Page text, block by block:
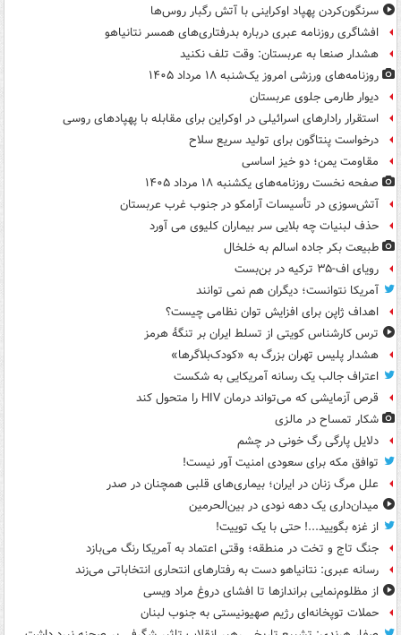
سرنگون‌کردن پهپاد اوکراینی با آتش رگبار روس‌ها
افشاگری روزنامه عبری درباره بدرفتاری‌های همسر نتانیاهو
هشدار صنعا به عربستان: وقت تلف نکنید
روزنامه‌های ورزشی امروز یک‌شنبه ۱۸ مرداد ۱۴۰۵
دیوار طارمی جلوی عربستان
استقرار رادارهای اسرائیلی در اوکراین برای مقابله با پهپادهای روسی
درخواست پنتاگون برای تولید سریع سلاح
مقاومت یمن؛ دو خیز اساسی
صفحه نخست روزنامه‌های یکشنبه ۱۸ مرداد ۱۴۰۵
آتش‌سوزی در تأسیسات آرامکو در جنوب غرب عربستان
حذف لبنیات چه بلایی سر بیماران کلیوی می آورد
طبیعت بکر جاده اسالم به خلخال
رویای اف-۳۵ ترکیه در بن‌بست
آمریکا نتوانست؛ دیگران هم نمی توانند
اهداف ژاپن برای افزایش توان نظامی چیست؟
ترس کارشناس کویتی از تسلط ایران بر تنگۀ هرمز
هشدار پلیس تهران بزرگ به «کودک‌بلاگرها»
اعتراف جالب یک رسانه آمریکایی به شکست
قرص آزمایشی که می‌تواند درمان HIV را متحول کند
شکار تمساح در مالزی
دلایل پارگی رگ خونی در چشم
توافق مکه برای سعودی امنیت آور نیست!
علل مرگ زنان در ایران؛ بیماری‌های قلبی همچنان در صدر
میدان‌داری یک دهه نودی در بین‌الحرمین
از غزه بگویید...! حتی با یک توییت!
جنگ تاج و تخت در منطقه؛ وقتی اعتماد به آمریکا رنگ می‌بازد
رسانه عبری: نتانیاهو دست به رفتارهای انتحاری انتخاباتی می‌زند
از مظلوم‌نمایی براندازها تا افشای دروغ مراد ویسی
حملات توپخانه‌ای رژیم صهیونیستی به جنوب لبنان